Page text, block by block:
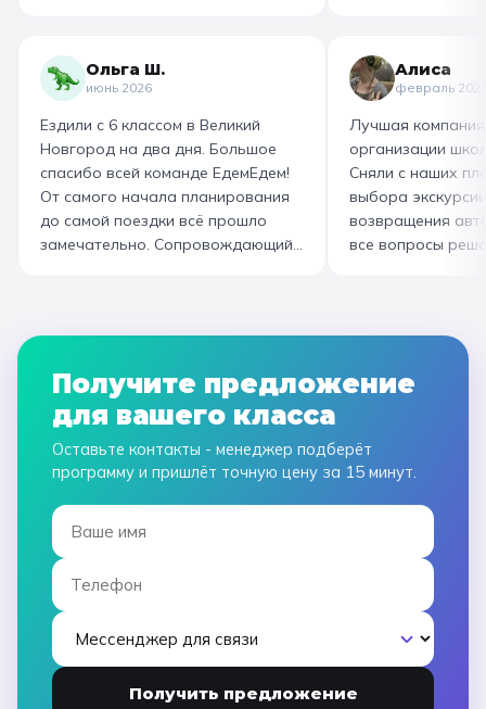
маршрут для себя, настолько
интересно и насыщенно было.
Огромная благодарность
организатору! Вы лучшие: от
выбора супер-маршрута, питания,
гостиницы, тайминга, до
интересного экскурсовода и
приятного водителя. Всё на
высшем уровне 👌
гигантский
изготовили
слоёного теста,
со скоморохом,
загадками. В
горячие
производстве
вкусный и
Ольга Ш.
июнь 2026
Ездили с 6 классом в Великий
Новгород на два дня. Большое
спасибо всей команде ЕдемЕдем!
От самого начала планирования
до самой поездки всё прошло
замечательно. Сопровождающий
чистые, комфортные, отель и
необычные театрализованные
экскурсии и мастер-классы не
ни взрослых!
Алиса
февраль
Лучшая
организации
Сняли с наших
выбора
возвращения
все вопросы
которая
наконец-то
облегчением!
прощаемся!
Получите предложение
для вашего класса
Оставьте контакты - менеджер подберёт
программу и пришлёт точную цену за 15 минут.
Получить предложение